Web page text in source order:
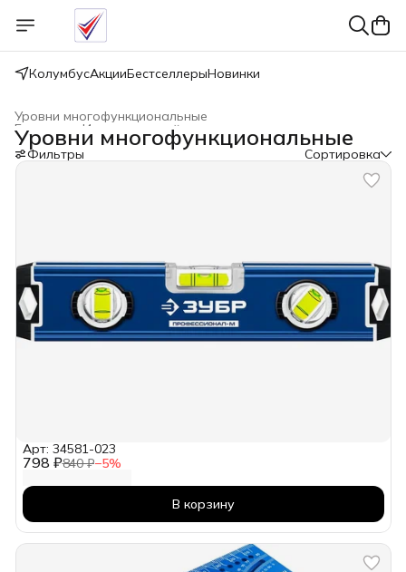
КолумбусАкцииБестселлерыНовинки
Уровни многофункциональные
Измерительный инструмент
Главная
Уровни многофункциональные
Фильтры Сортировка
798 ₽840 ₽−5%
Арт: 34581-023
В корзину